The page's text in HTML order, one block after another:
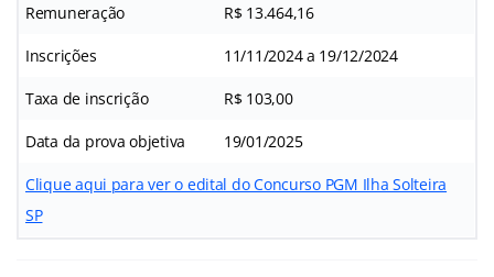
Remuneração R$ 13.464,16
Inscrições 11/11/2024 a 19/12/2024
Taxa de inscrição R$ 103,00
Data da prova objetiva 19/01/2025
Clique aqui para ver o edital do Concurso PGM Ilha Solteira
SP